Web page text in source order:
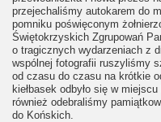
przejechaliśmy autokarem do
pomniku poświęconym
Świętokrzyskich Zgrupowań
o tragicznych wydarzeniach z
wspólnej fotografii ruszyliśmy
od czasu do czasu na krótkie
kiełbasek odbyło się w
również odebraliśmy
do Końskich.